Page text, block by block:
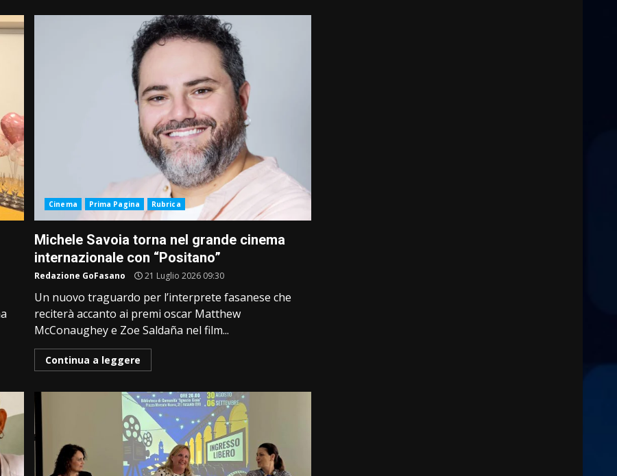
Cinema Prima Pagina Rubrica
Michele Savoia torna nel grande cinema
internazionale con “Positano”
Redazione GoFasano 21 Luglio 2026 09:30
Un nuovo traguardo per l’interprete fasanese che
reciterà accanto ai premi oscar Matthew
McConaughey e Zoe Saldaña nel film...
Continua a leggere